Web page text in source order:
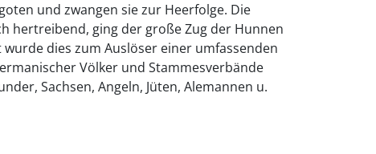
und zwangen sie zur Heerfolge. Die
hertreibend, ging der große Zug der Hunnen
dies zum Auslöser einer umfassenden
Völker und Stammesverbände
Sachsen, Angeln, Jüten, Alemannen u.